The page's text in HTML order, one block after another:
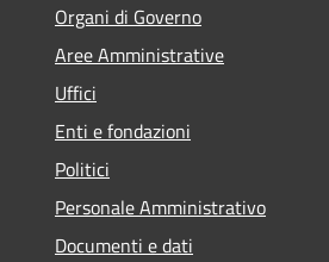
Organi di Governo
Aree Amministrative
Uffici
Enti e fondazioni
Politici
Personale Amministrativo
Documenti e dati